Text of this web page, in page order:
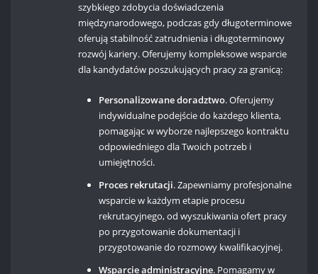
szybkiego zdobycia doświadczenia
międzynarodowego, podczas gdy długoterminowe
oferują stabilność zatrudnienia i długoterminowy
rozwój kariery. Oferujemy kompleksowe wsparcie
dla kandydatów poszukujących pracy za granicą:
Personalizowane doradztwo. Oferujemy
indywidualne podejście do każdego klienta,
pomagając w wyborze najlepszego kontraktu
odpowiedniego dla Twoich potrzeb i
umiejętności.
Proces rekrutacji. Zapewniamy profesjonalne
wsparcie w każdym etapie procesu
rekrutacyjnego, od wyszukiwania ofert pracy
po przygotowanie dokumentacji i
przygotowanie do rozmowy kwalifikacyjnej.
Wsparcie administracyjne. Pomagamy w